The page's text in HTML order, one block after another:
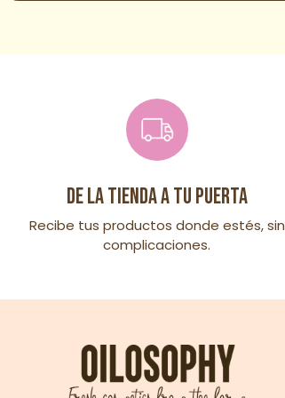
De la tienda a tu puerta
Recibe tus productos donde estés, sin
complicaciones.